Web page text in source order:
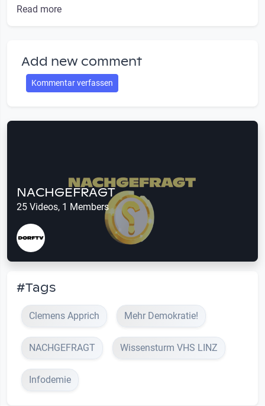
Read more
Add new comment
Kommentar verfassen
NACHGEFRAGT
25 Videos, 1 Members
#Tags
Clemens Apprich Mehr Demokratie!
NACHGEFRAGT Wissensturm VHS LINZ
Infodemie